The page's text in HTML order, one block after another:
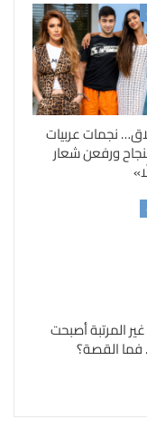
نجمات عربيات
ورفعن شعار
المرتبة أصبحت
القصة؟